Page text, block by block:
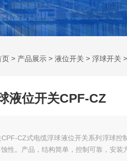
页 > 产品展示 > 液位开关 > 浮球开关
液位开关CPF-CZ
CZ式电缆浮球液位开关系列浮球控
性。产品，结构简单，控制可靠，安装